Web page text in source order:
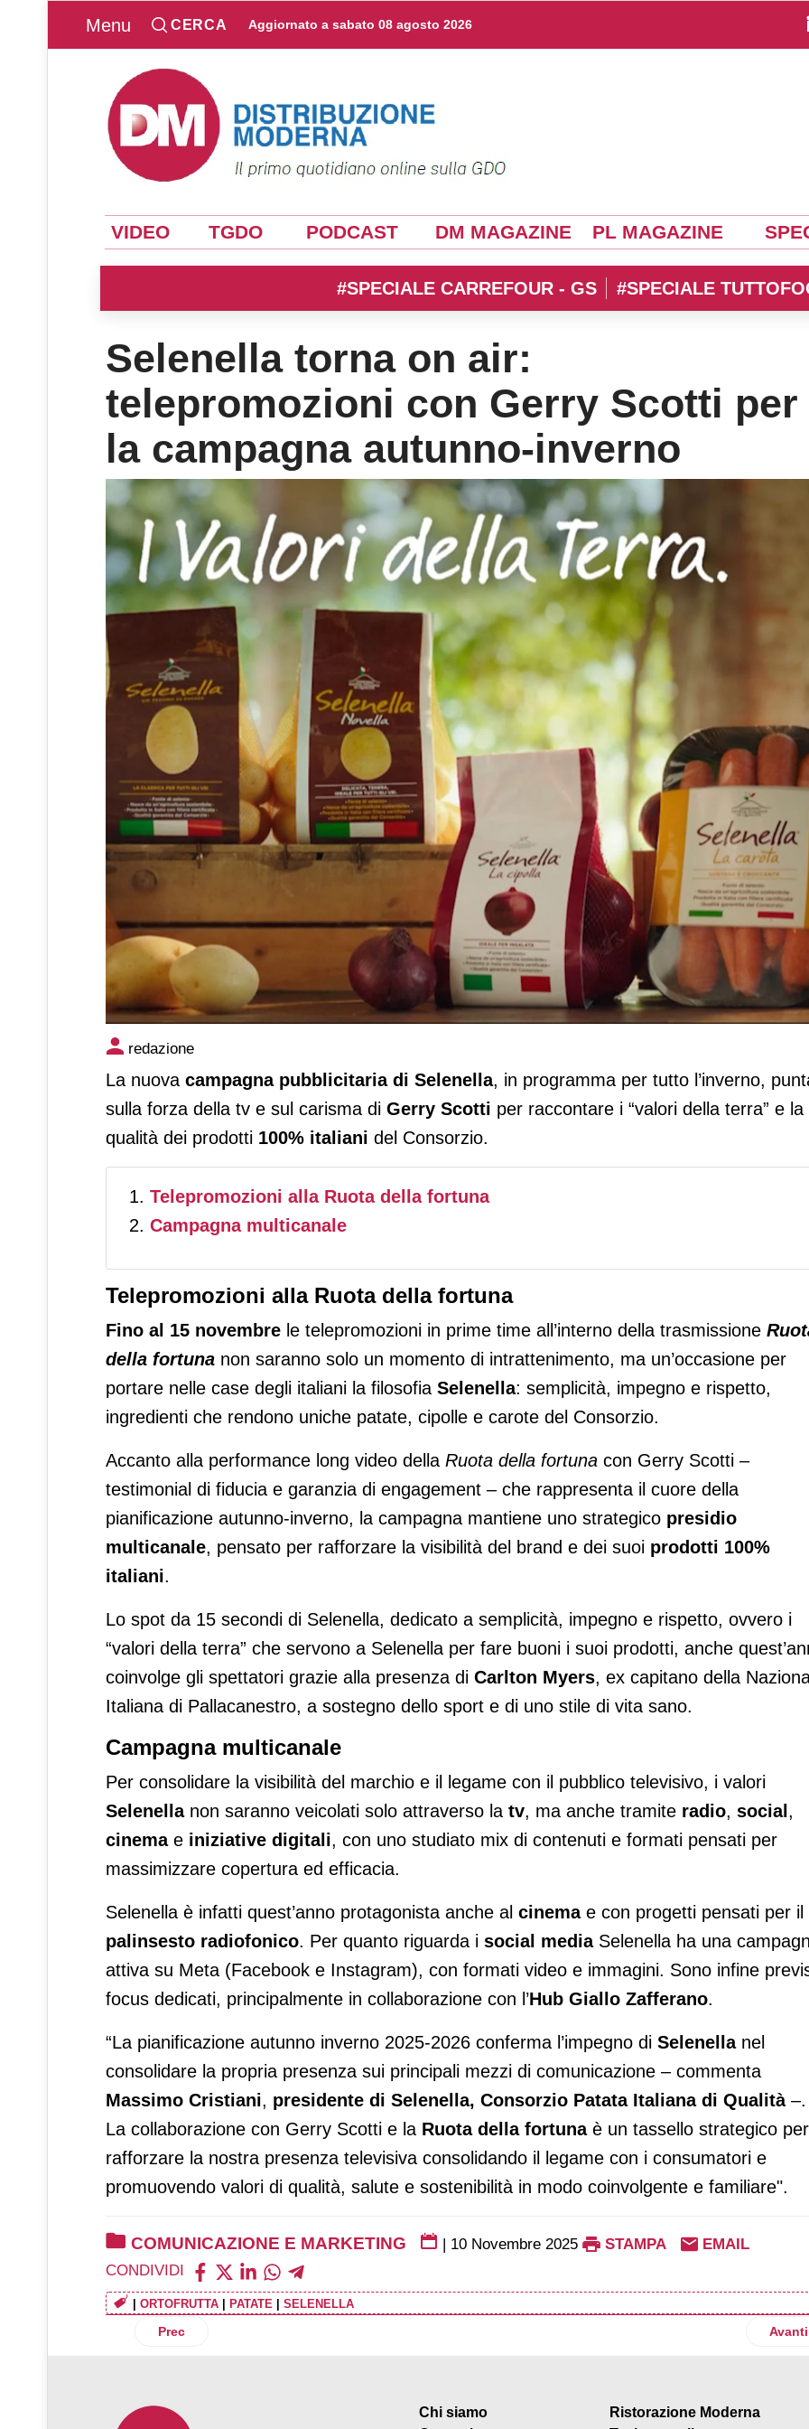
Menu CERCA Aggiornato a sabato 08 agosto 2026
VIDEO TGDO PODCAST DM MAGAZINE PL MAGAZINE
#SPECIALE CARREFOUR - GS #SPECIALE
Selenella torna on air:
telepromozioni con Gerry Scotti per
la campagna autunno-inverno
Selenella torna on air: telepromozioni con Gerry Scotti per la
campagna autunno-inverno
redazione
La nuova campagna pubblicitaria di Selenella, in programma per tutto l’inverno,
sulla forza della tv e sul carisma di Gerry Scotti per raccontare i “valori della terra” e la
qualità dei prodotti 100% italiani del Consorzio.
Telepromozioni alla Ruota della fortuna
Campagna multicanale
Telepromozioni alla Ruota della fortuna
Fino al 15 novembre le telepromozioni in prime time all’interno della trasmissione
della fortuna non saranno solo un momento di intrattenimento, ma un’occasione per
portare nelle case degli italiani la filosofia Selenella: semplicità, impegno e rispetto,
ingredienti che rendono uniche patate, cipolle e carote del Consorzio.
Accanto alla performance long video della Ruota della fortuna con Gerry Scotti –
testimonial di fiducia e garanzia di engagement – che rappresenta il cuore della
pianificazione autunno-inverno, la campagna mantiene uno strategico presidio
multicanale, pensato per rafforzare la visibilità del brand e dei suoi prodotti 100%
italiani.
Lo spot da 15 secondi di Selenella, dedicato a semplicità, impegno e rispetto, ovvero i
“valori della terra” che servono a Selenella per fare buoni i suoi prodotti, anche
coinvolge gli spettatori grazie alla presenza di Carlton Myers, ex capitano della
Italiana di Pallacanestro, a sostegno dello sport e di uno stile di vita sano.
Campagna multicanale
Per consolidare la visibilità del marchio e il legame con il pubblico televisivo, i valori
Selenellanon saranno veicolati solo attraverso la tv, ma anche tramite radio, social ,
cinemae iniziative digitali, con uno studiato mix di contenuti e formati pensati per
massimizzare copertura ed efficacia.
Selenella è infatti quest’anno protagonista anche al cinemae con progetti pensati per il
palinsesto radiofonico. Per quanto riguarda i social mediaSelenella ha una
attiva su Meta (Facebook e Instagram), con formati video e immagini. Sono infine
focus dedicati, principalmente in collaborazione con l’Hub Giallo Zafferano.
“La pianificazione autunno inverno 2025-2026 conferma l’impegno di Selenellanel
consolidare la propria presenza sui principali mezzi di comunicazione – commenta
Massimo Cristiani, presidente di Selenella, Consorzio Patata Italiana di Qualità–.
La collaborazione con Gerry Scotti e la Ruota della fortunaè un tassello strategico per
rafforzare la nostra presenza televisiva consolidando il legame con i consumatori e
promuovendo valori di qualità, salute e sostenibilità in modo coinvolgente e familiare".
COMUNICAZIONE E MARKETING | 10 Novembre 2025 STAMPA
EMAIL
CONDIVIDI
ORTOFRUTTA PATATE SELENELLA
Articolo precedente: Lavazza celebra il rapporto tra l'espresso italiano e il tennis alla Nitto Atp Finals
Prec Avanti
Chi siamo
Ristorazione Moderna